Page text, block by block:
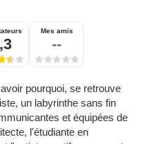
Mes amis
--
pourquoi, se retrouve
un labyrinthe sans fin
et équipées de
l'étudiante en